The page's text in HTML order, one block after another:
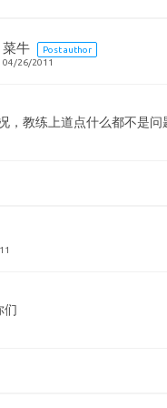
菜牛
Post author
04/26/2011
，教练上道点什么都不是问
们